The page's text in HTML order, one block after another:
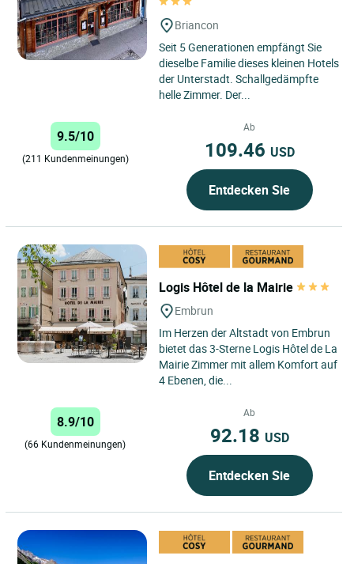
Briancon
Seit 5 Generationen empfängt Sie
dieselbe Familie dieses kleinen Hotels
der Unterstadt. Schallgedämpfte
helle Zimmer. Der...
9.5/10
(211 Kundenmeinungen)
Ab
109.46 USD
Entdecken Sie
Logis Hôtel de la Mairie
Embrun
Im Herzen der Altstadt von Embrun
bietet das 3-Sterne Logis Hôtel de La
Mairie Zimmer mit allem Komfort auf
4 Ebenen, die...
8.9/10
(66 Kundenmeinungen)
Ab
92.18 USD
Entdecken Sie